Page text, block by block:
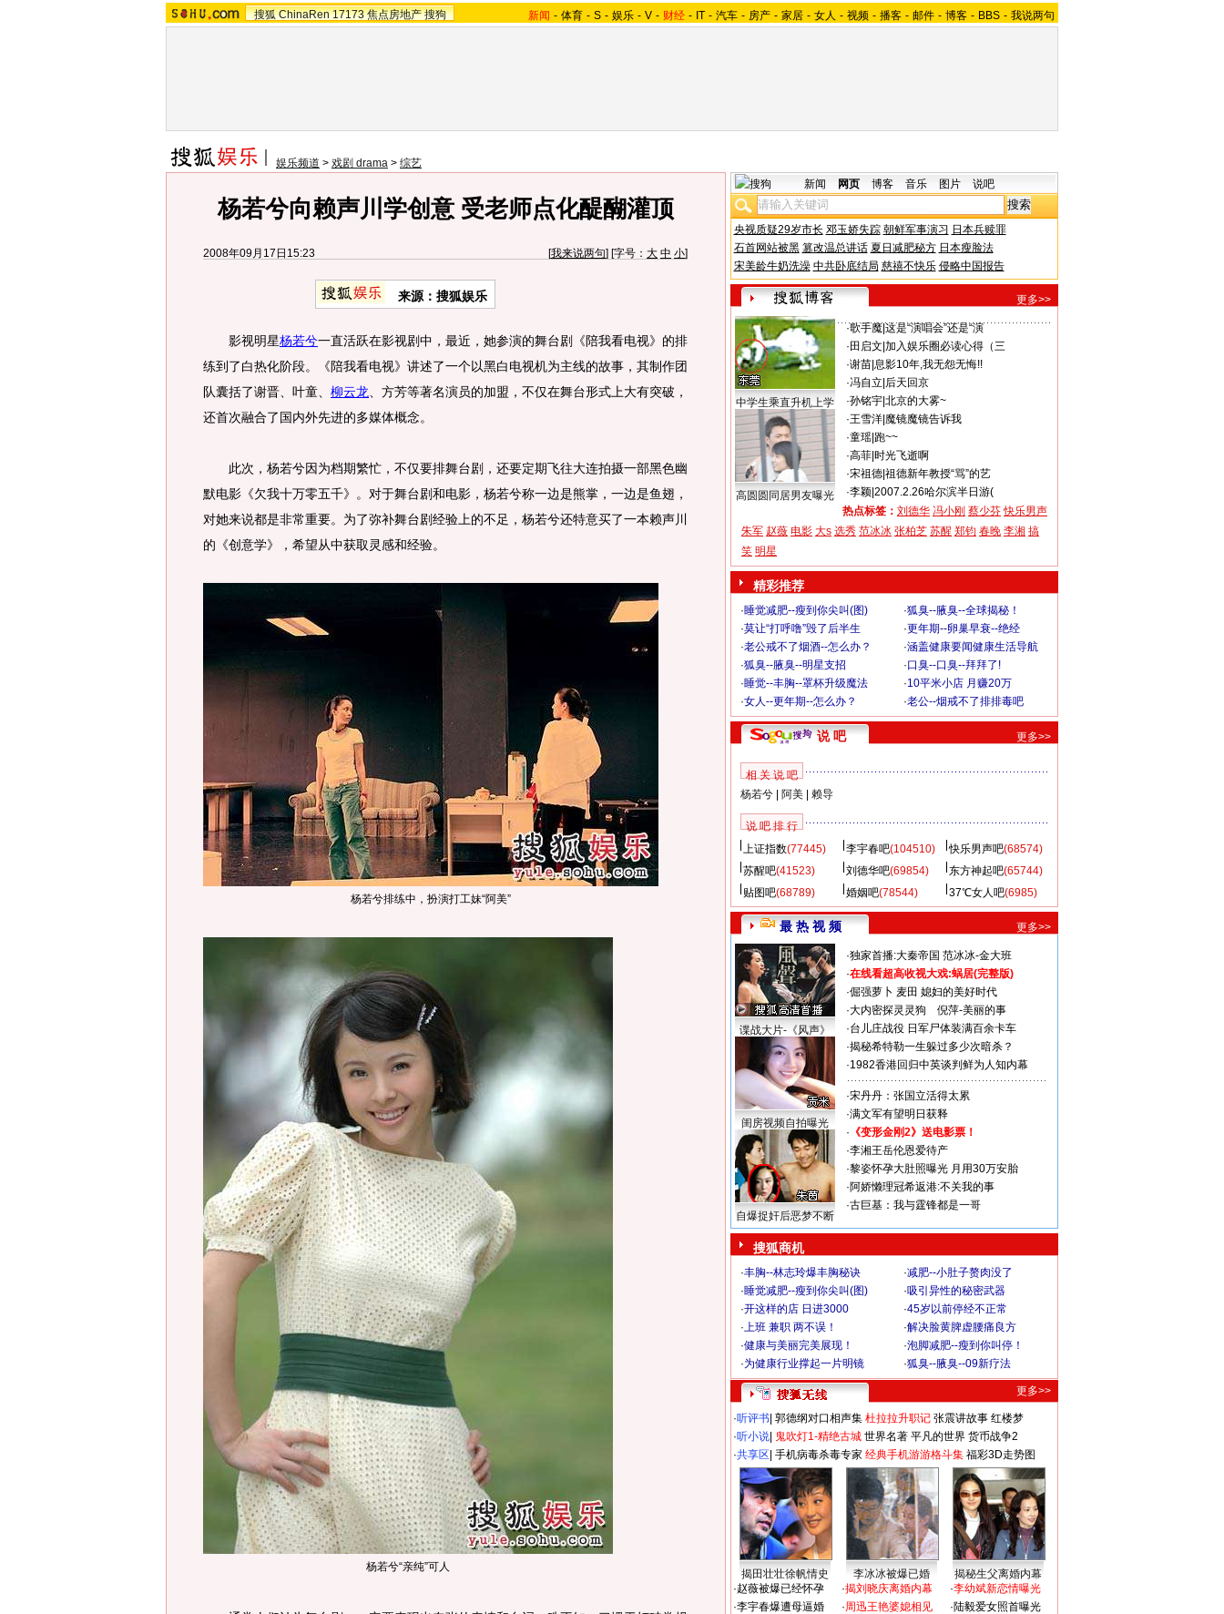
搜狐 ChinaRen 17173 焦点房地产 搜狗 新闻 - 体育 - S - 娱乐 - V - 财经 - IT - 汽车 - 房产 - 家居 - 女人 - 视频 - 播客 - 邮件 - 博客 - BBS - 我说两句
娱乐频道 > 戏剧 drama > 综艺
杨若兮向赖声川学创意 受老师点化醍醐灌顶
2008年09月17日15:23 [我来说两句] [字号： 大 中 小]
来源：搜狐娱乐
影视明星杨若兮一直活跃在影视剧中，最近，她参演的舞台剧《陪我看电视》的排
练到了白热化阶段。《陪我看电视》讲述了一个以黑白电视机为主线的故事，其制作团
队囊括了谢晋、叶童、 柳云龙 、方芳等著名演员的加盟，不仅在舞台形式上大有突破，
还首次融合了国内外先进的多媒体概念。
此次，杨若兮因为档期繁忙，不仅要排舞台剧，还要定期飞往大连拍摄一部黑色幽
默电影《欠我十万零五千》。对于舞台剧和电影，杨若兮称一边是熊掌，一边是鱼翅，
对她来说都是非常重要。为了弥补舞台剧经验上的不足，杨若兮还特意买了一本赖声川
的《创意学》，希望从中获取灵感和经验。
杨若兮排练中，扮演打工妹“阿美”
杨若兮“亲纯”可人
新闻 网页 博客 音乐 图片 说吧
央视质疑29岁市长 邓玉娇失踪 朝鲜军事演习 日本兵赎罪
石首网站被黑 篡改温总讲话 夏日减肥秘方 日本瘦脸法
宋美龄牛奶洗澡 中共卧底结局 慈禧不快乐 侵略中国报告
更多>>
中学生乘直升机上学
高圆圆同居男友曝光
·歌手魔| 这是“演唱会”还是“演
· 田启文 加入娱乐圈必读心得（三
·谢苗| 息影10年,我无怨无悔!!
·冯自立 后天回京
·孙铭宇| 北京的大雾~
·王雪洋| 魔镜魔镜告诉我
·童瑶| 跑~~
·高菲| 时光飞逝啊
·宋祖德| 祖德新年教授“骂”的艺
·李颖| 2007.2.26哈尔滨半日游(
热点标签： 刘德华 冯小刚 蔡少芬 快乐男声
朱军 赵薇 电影 大s 选秀 范冰冰 张柏芝 苏醒 郑钧 春晚 李湘 搞
笑 明星
精彩推荐
·睡觉减肥--瘦到你尖叫(图) ·狐臭--腋臭--全球揭秘！
·莫让“打呼噜”毁了后半生 ·更年期--卵巢早衰--绝经
·老公戒不了烟酒--怎么办？ ·涵盖健康要闻健康生活导航
·狐臭--腋臭--明星支招 ·口臭--口臭--拜拜了!
·睡觉--丰胸--罩杯升级魔法 ·10平米小店 月赚20万
·女人--更年期--怎么办？ ·老公--烟戒不了排排毒吧
说 吧 更多>>
相 关 说 吧
杨若兮| 阿美| 赖导
说 吧 排 行
上证指数(77445) 李宇春吧(104510) 快乐男声吧(68574)
苏醒吧(41523) 刘德华吧(69854) 东方神起吧(65744)
贴图吧(68789) 婚姻吧(78544) 37℃女人吧(6985)
最 热 视 频 更多>>
谍战大片-《风声》
闺房视频自拍曝光
自爆捉奸后恶梦不断
·独家首播:大秦帝国 范冰冰-金大班
·在线看超高收视大戏:蜗居(完整版)
·倔强萝卜 麦田 媳妇的美好时代
·大内密探灵灵狗
倪萍-美丽的事
·台儿庄战役 日军尸体装满百余卡车
·揭秘希特勒一生躲过多少次暗杀？
·1982香港回归中英谈判鲜为人知内幕
·宋丹丹：张国立活得太累
·满文军有望明日获释
· 《变形金刚2》送电影票！
·李湘王岳伦恩爱待产
·黎姿怀孕大肚照曝光 月用30万安胎
·阿娇懒理冠希返港:不关我的事
·古巨基：我与霆锋都是一哥
搜狐商机
·丰胸--林志玲爆丰胸秘诀 ·减肥--小肚子赘肉没了
·睡觉减肥--瘦到你尖叫(图) ·吸引异性的秘密武器
·开这样的店 日进3000 ·45岁以前停经不正常
·上班 兼职 两不误！ ·解决脸黄脾虚腰痛良方
·健康与美丽完美展现！ ·泡脚减肥--瘦到你叫停！
·为健康行业撑起一片明镜 ·狐臭--腋臭--09新疗法
更多>>
·听评书 郭德纲对口相声集 杜拉拉升职记 张震讲故事 红楼梦
·听小说 鬼吹灯1-精绝古城 世界名著 平凡的世界 货币战争2
·共享区 手机病毒杀毒专家 经典手机游游格斗集 福彩3D走势图
揭田壮壮徐帆情史 李冰冰被爆已婚
揭秘生父离婚内幕
·赵薇被爆已经怀孕
·李宇春爆遭母逼婚
·揭刘晓庆离婚内幕
·周迅王艳婆媳相见
·李幼斌新恋情曝光
·陆毅爱女照首曝光